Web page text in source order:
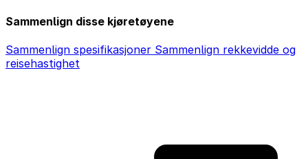
Sammenlign disse kjøretøyene
Sammenlign spesifikasjoner Sammenlign rekkevidde og
reisehastighet